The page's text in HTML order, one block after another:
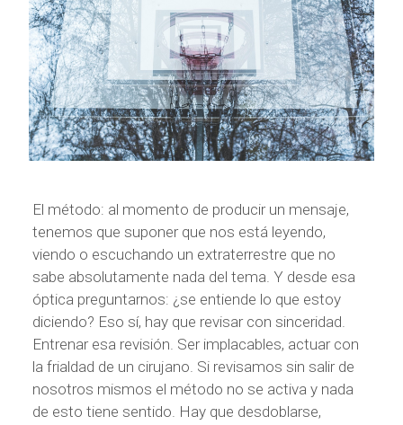
El método: al momento de producir un mensaje,
tenemos que suponer que nos está leyendo,
viendo o escuchando un extraterrestre que no
sabe absolutamente nada del tema. Y desde esa
óptica preguntarnos: ¿se entiende lo que estoy
diciendo? Eso sí, hay que revisar con sinceridad.
Entrenar esa revisión. Ser implacables, actuar con
la frialdad de un cirujano. Si revisamos sin salir de
nosotros mismos el método no se activa y nada
de esto tiene sentido. Hay que desdoblarse,